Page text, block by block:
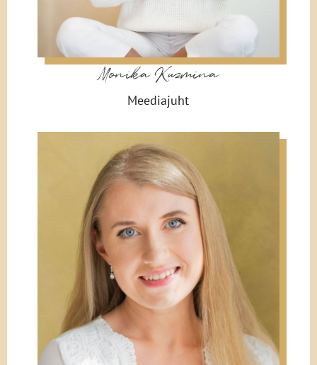
Monika Kuzmina
Meediajuht